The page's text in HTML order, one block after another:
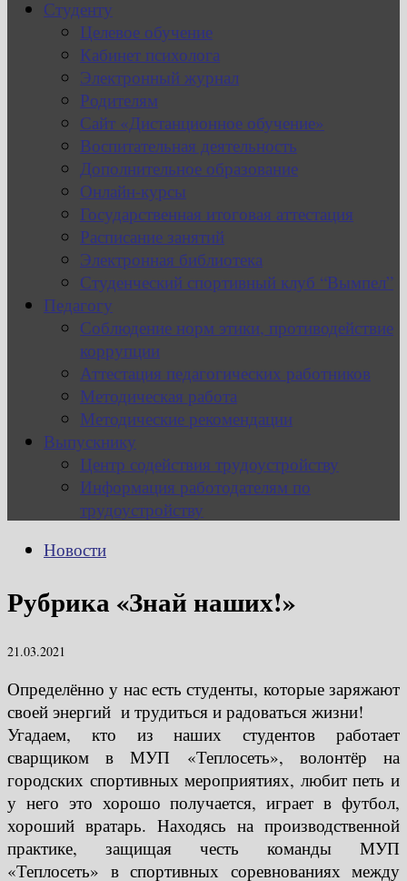
Студенту
Целевое обучение
Кабинет психолога
Электронный журнал
Родителям
Сайт «Дистанционное обучение»
Воспитательная деятельность
Дополнительное образование
Онлайн-курсы
Государственная итоговая аттестация
Расписание занятий
Электронная библиотека
Студенческий спортивный клуб “Вымпел”
Педагогу
Соблюдение норм этики, противодействие
коррупции
Аттестация педагогических работников
Методическая работа
Методические рекомендации
Выпускнику
Центр содействия трудоустройству
Информация работодателям по
трудоустройству
Новости
Рубрика «Знай наших!»
21.03.2021
Определённо у нас есть студенты, которые заряжают
своей энергий и трудиться и радоваться жизни!
Угадаем, кто из наших студентов работает
сварщиком в МУП «Теплосеть», волонтёр на
городских спортивных мероприятиях, любит петь и
у него это хорошо получается, играет в футбол,
хороший вратарь. Находясь на производственной
практике, защищая честь команды МУП
«Теплосеть» в спортивных соревнованиях между